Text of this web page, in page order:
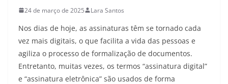
24 de março de 2025 Lara Santos
Nos dias de hoje, as assinaturas têm se tornado cada
vez mais digitais, o que facilita a vida das pessoas e
agiliza o processo de formalização de documentos.
Entretanto, muitas vezes, os termos “assinatura digital”
e “assinatura eletrônica” são usados de forma